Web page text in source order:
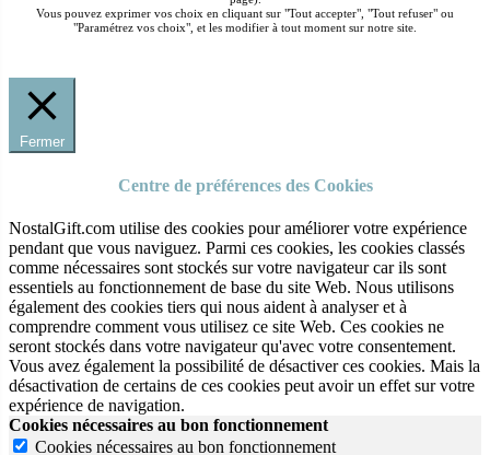
Vous pouvez exprimer vos choix en cliquant sur "Tout accepter", "Tout refuser" ou
"Paramétrez vos choix", et les modifier à tout moment sur notre site.
Fermer
Centre de préférences des Cookies
NostalGift.com utilise des cookies pour améliorer votre expérience
pendant que vous naviguez. Parmi ces cookies, les cookies classés
comme nécessaires sont stockés sur votre navigateur car ils sont
essentiels au fonctionnement de base du site Web. Nous utilisons
également des cookies tiers qui nous aident à analyser et à
comprendre comment vous utilisez ce site Web. Ces cookies ne
seront stockés dans votre navigateur qu'avec votre consentement.
Vous avez également la possibilité de désactiver ces cookies. Mais la
désactivation de certains de ces cookies peut avoir un effet sur votre
expérience de navigation.
Cookies nécessaires au bon fonctionnement
Cookies nécessaires au bon fonctionnement